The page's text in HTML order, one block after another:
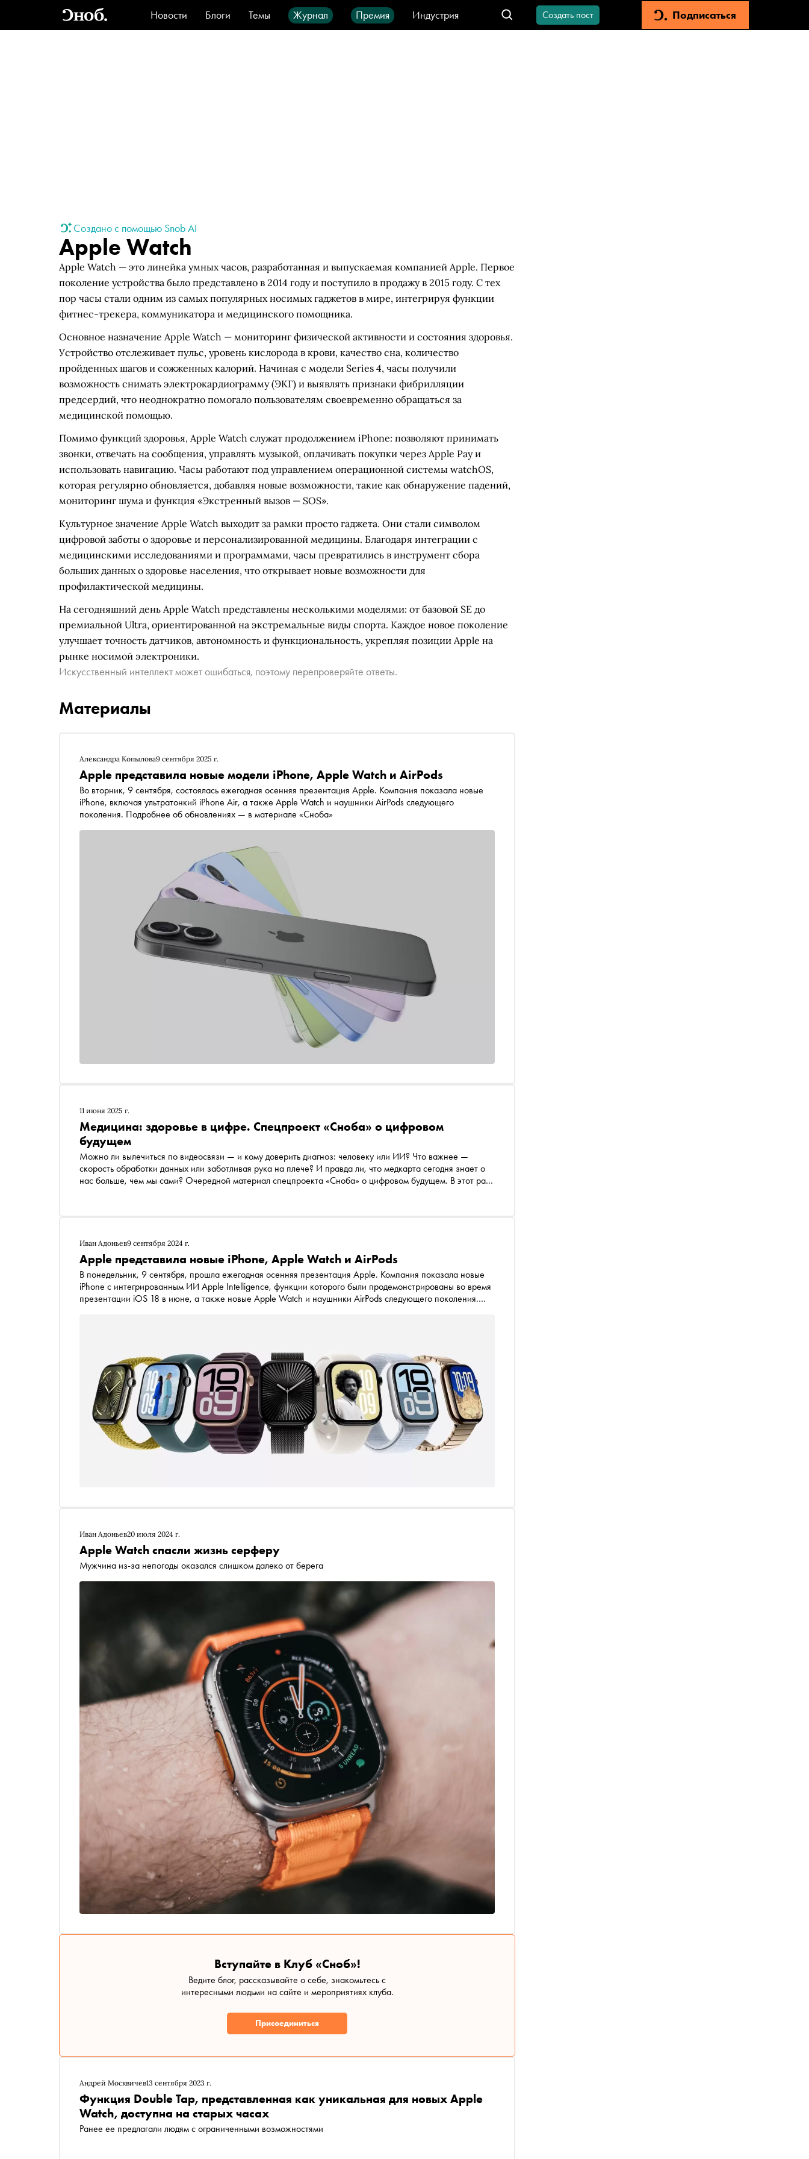
Новости Блоги Темы Журнал Премия
Индустрия
Стиль
Видео Город IT-продукты
Создать пост Подписаться
Создано с помощью Snob AI
Apple Watch
Apple Watch — это линейка умных часов, разработанная и выпускаемая компанией Apple. Первое
поколение устройства было представлено в 2014 году и поступило в продажу в 2015 году. С тех
пор часы стали одним из самых популярных носимых гаджетов в мире, интегрируя функции
фитнес-трекера, коммуникатора и медицинского помощника.
Основное назначение Apple Watch — мониторинг физической активности и состояния здоровья.
Устройство отслеживает пульс, уровень кислорода в крови, качество сна, количество
пройденных шагов и сожженных калорий. Начиная с модели Series 4, часы получили
возможность снимать электрокардиограмму (ЭКГ) и выявлять признаки фибрилляции
предсердий, что неоднократно помогало пользователям своевременно обращаться за
медицинской помощью.
Помимо функций здоровья, Apple Watch служат продолжением iPhone: позволяют принимать
звонки, отвечать на сообщения, управлять музыкой, оплачивать покупки через Apple Pay и
использовать навигацию. Часы работают под управлением операционной системы watchOS,
которая регулярно обновляется, добавляя новые возможности, такие как обнаружение падений,
мониторинг шума и функция «Экстренный вызов — SOS».
Культурное значение Apple Watch выходит за рамки просто гаджета. Они стали символом
цифровой заботы о здоровье и персонализированной медицины. Благодаря интеграции с
медицинскими исследованиями и программами, часы превратились в инструмент сбора
больших данных о здоровье населения, что открывает новые возможности для
профилактической медицины.
На сегодняшний день Apple Watch представлены несколькими моделями: от базовой SE до
премиальной Ultra, ориентированной на экстремальные виды спорта. Каждое новое поколение
улучшает точность датчиков, автономность и функциональность, укрепляя позиции Apple на
рынке носимой электроники.
Искусственный интеллект может ошибаться, поэтому перепроверяйте ответы.
Материалы
Александра Копылова9 сентября 2025 г.
Apple представила новые модели iPhone, Apple Watch и AirPods
Во вторник, 9 сентября, состоялась ежегодная осенняя презентация Apple. Компания показала новые
iPhone, включая ультратонкий iPhone Air, а также Apple Watch и наушники AirPods следующего
поколения. Подробнее об обновлениях — в материале «Сноба»
11 июня 2025 г.
Медицина: здоровье в цифре. Спецпроект «Сноба» о цифровом
будущем
Можно ли вылечиться по видеосвязи — и кому доверить диагноз: человеку или ИИ? Что важнее —
скорость обработки данных или заботливая рука на плече? И правда ли, что медкарта сегодня знает о
нас больше, чем мы сами? Очередной материал спецпроекта «Сноба» о цифровом будущем. В этот раз
Иван Адоньев9 сентября 2024 г.
Apple представила новые iPhone, Apple Watch и AirPods
В понедельник, 9 сентября, прошла ежегодная осенняя презентация Apple. Компания показала новые
iPhone с интегрированным ИИ Apple Intelligence, функции которого были продемонстрированы во время
презентации iOS 18 в июне, а также новые Apple Watch и наушники AirPods следующего поколения.
Иван Адоньев20 июля 2024 г.
Apple Watch спасли жизнь серферу
Мужчина из-за непогоды оказался слишком далеко от берега
Вступайте в Клуб «Сноб»!
Ведите блог, рассказывайте о себе, знакомьтесь с
интересными людьми на сайте и мероприятиях клуба.
Присоединиться
Андрей Москвичев13 сентября 2023 г.
Функция Double Tap, представленная как уникальная для новых Apple
Watch, доступна на старых часах
Ранее ее предлагали людям с ограниченными возможностями